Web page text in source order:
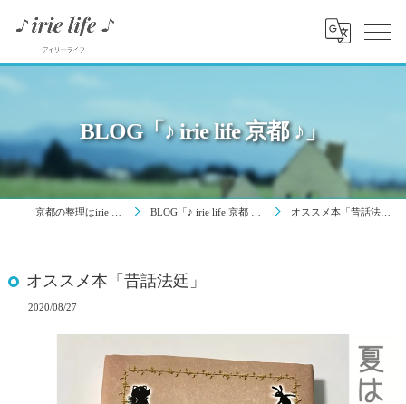
BLOG「♪ irie life 京都 ♪」
BLOG「♪ irie life 京都 ♪」 オススメ本「昔話法廷」
オススメ本「昔話法廷」
2020/08/27